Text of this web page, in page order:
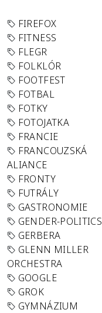
FIREFOX
FITNESS
FLEGR
FOLKLÓR
FOOTFEST
FOTBAL
FOTKY
FOTOJATKA
FRANCIE
FRANCOUZSKÁ
ALIANCE
FRONTY
FUTRÁLY
GASTRONOMIE
GENDER-POLITICS
GERBERA
GLENN MILLER
ORCHESTRA
GOOGLE
GROK
GYMNÁZIUM